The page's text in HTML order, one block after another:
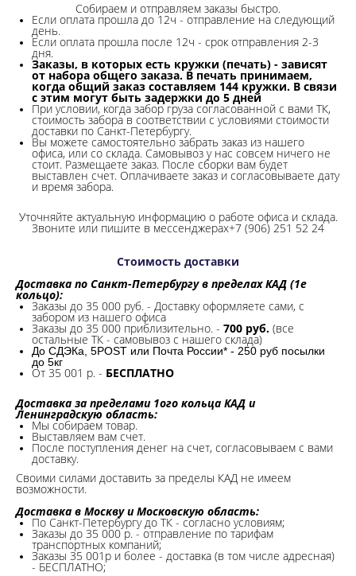
Собираем и отправляем заказы быстро.
Если оплата прошла до 12ч - отправление на следующий
день.
Если оплата прошла после 12ч - срок отправления 2-3
дня.
Заказы, в которых есть кружки (печать) - зависят
от набора общего заказа. В печать принимаем,
когда общий заказ составляем 144 кружки. В связи
с этим могут быть задержки до 5 дней
При условии, когда забор груза согласованной с вами ТК,
стоимость забора в соответствии с условиями стоимости
доставки по Санкт-Петербургу.
Вы можете самостоятельно забрать заказ из нашего
офиса, или со склада. Самовывоз у нас совсем ничего не
стоит. Размещаете заказ. После сборки вам будет
выставлен счет. Оплачиваете заказ и согласовываете дату
и время забора.
Уточняйте актуальную информацию о работе офиса и склада.
Звоните или пишите в мессенджерах+7 (906) 251 52 24
Стоимость доставки
Доставка по Санкт-Петербургу в пределах КАД (1е
кольцо):
Заказы до 35 000 руб. - Доставку оформляете сами, с
забором из нашего офиса
Заказы до 35 000 приблизительно. - 700 руб. (все
остальные ТК - самовывоз с нашего склада)
До СДЭКа, 5POST или Почта России* - 250 руб посылки
до 5кг
От 35 001 р. - БЕСПЛАТНО
Доставка за пределами 1ого кольца КАД и
Ленинградскую область:
Мы собираем товар.
Выставляем вам счет.
После поступления денег на счет, согласовываем с вами
доставку.
Своими силами доставить за пределы КАД не имеем
возможности.​
Доставка в Москву и Московскую область:
По Санкт-Петербургу до ТК - согласно условиям;
Заказы до 35 000 р. - отправление по тарифам
транспортных компаний;
Заказы 35 001р и более - доставка (в том числе адресная)
- БЕСПЛАТНО;